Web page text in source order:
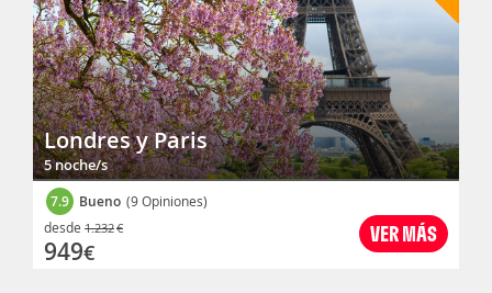
Londres y Paris
5 noche/s
7.9 Bueno (9 Opiniones)
VER MÁS
desde 1.232€
949€